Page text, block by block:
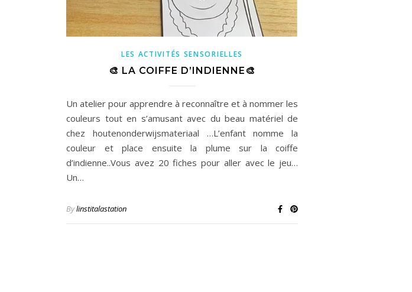
LES ACTIVITÉS SENSORIELLES
🎨 LA COIFFE D’INDIENNE🎨
Un atelier pour apprendre à reconnaître et à nommer les
couleurs tout en s’amusant avec du beau matériel de
chez houtenonderwijsmateriaal …L’enfant nomme la
couleur et place ensuite la plume sur la coiffe
d’indienne..Vous avez 20 fiches pour aller avec le jeu…
Un…
Bylinstitalastation